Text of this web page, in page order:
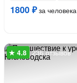
1800 ₽за человека
236 отзывов